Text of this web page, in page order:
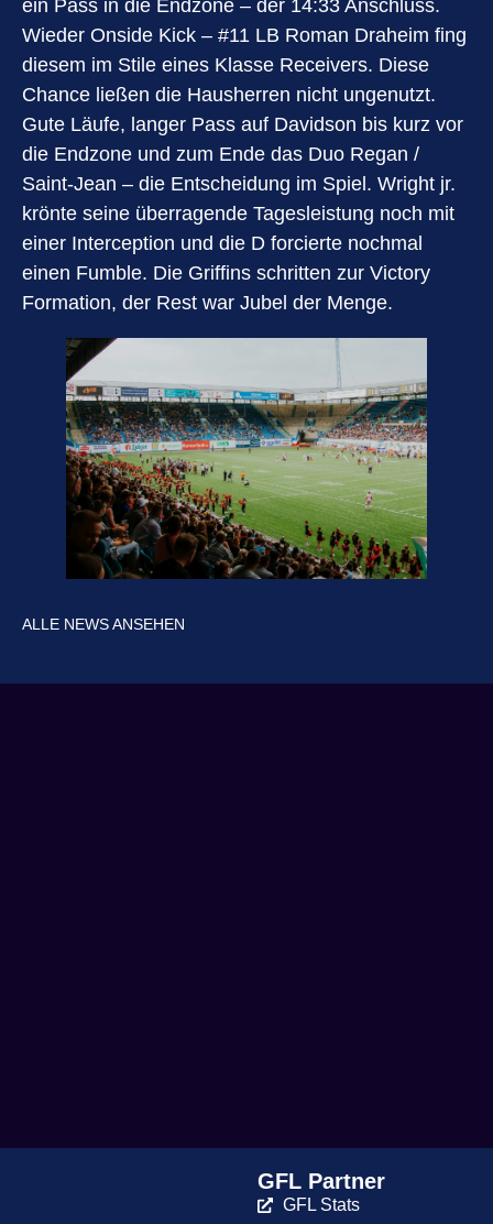
ein Pass in die Endzone – der 14:33 Anschluss.
Wieder Onside Kick – #11 LB Roman Draheim fing
diesem im Stile eines Klasse Receivers. Diese
Chance ließen die Hausherren nicht ungenutzt.
Gute Läufe, langer Pass auf Davidson bis kurz vor
die Endzone und zum Ende das Duo Regan /
Saint-Jean – die Entscheidung im Spiel. Wright jr.
krönte seine überragende Tagesleistung noch mit
einer Interception und die D forcierte nochmal
einen Fumble. Die Griffins schritten zur Victory
Formation, der Rest war Jubel der Menge.
ALLE NEWS ANSEHEN
GFL Partner
GFL Stats